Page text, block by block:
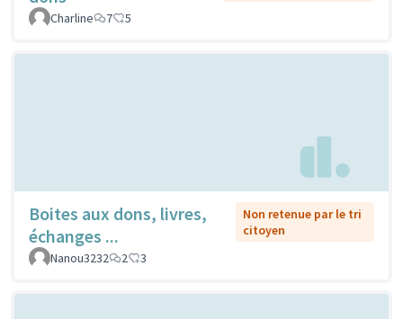
Charline
7 5
Boites aux dons, livres,
échanges ...
Non retenue par le tri
citoyen
Nanou3232
2 3